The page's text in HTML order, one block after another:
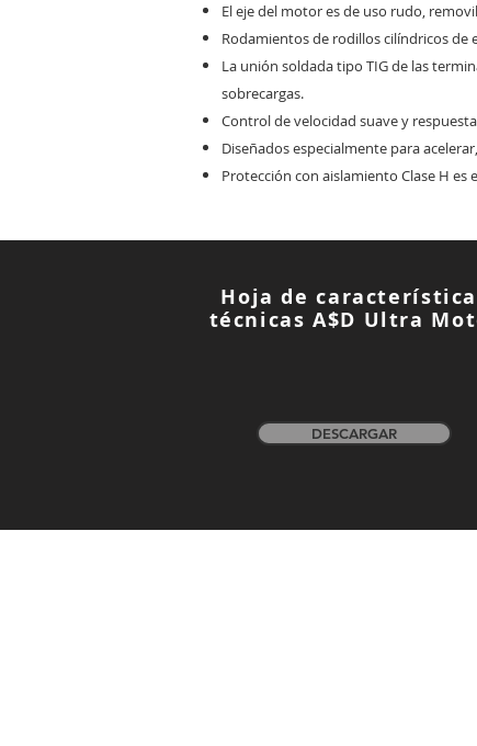
El eje del motor es de uso rudo,
Rodamientos de rodillos cilíndricos
La unión soldada tipo TIG de las
sobrecargas.
Control de velocidad suave y
Diseñados especialmente para
Protección con aislamiento Clase H es
Hoja de
técnicas A$D Ultra
DESCARGAR